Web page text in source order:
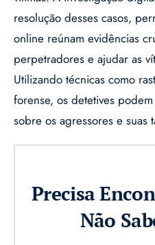
resolução desses casos,
online reúnam evidências
perpetradores e ajudar as
Utilizando técnicas como
forense, os detetives
sobre os agressores e suas
Precisa
Não